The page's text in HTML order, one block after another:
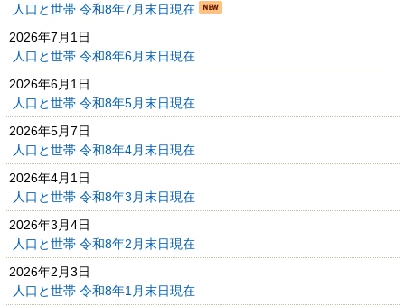
人口と世帯 令和8年7月末日現在
2026年7月1日
人口と世帯 令和8年6月末日現在
2026年6月1日
人口と世帯 令和8年5月末日現在
2026年5月7日
人口と世帯 令和8年4月末日現在
2026年4月1日
人口と世帯 令和8年3月末日現在
2026年3月4日
人口と世帯 令和8年2月末日現在
2026年2月3日
人口と世帯 令和8年1月末日現在